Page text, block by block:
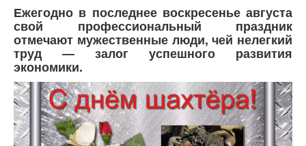
Ежегодно в последнее воскресенье августа
свой профессиональный праздник
отмечают мужественные люди, чей нелегкий
труд — залог успешного развития
экономики.